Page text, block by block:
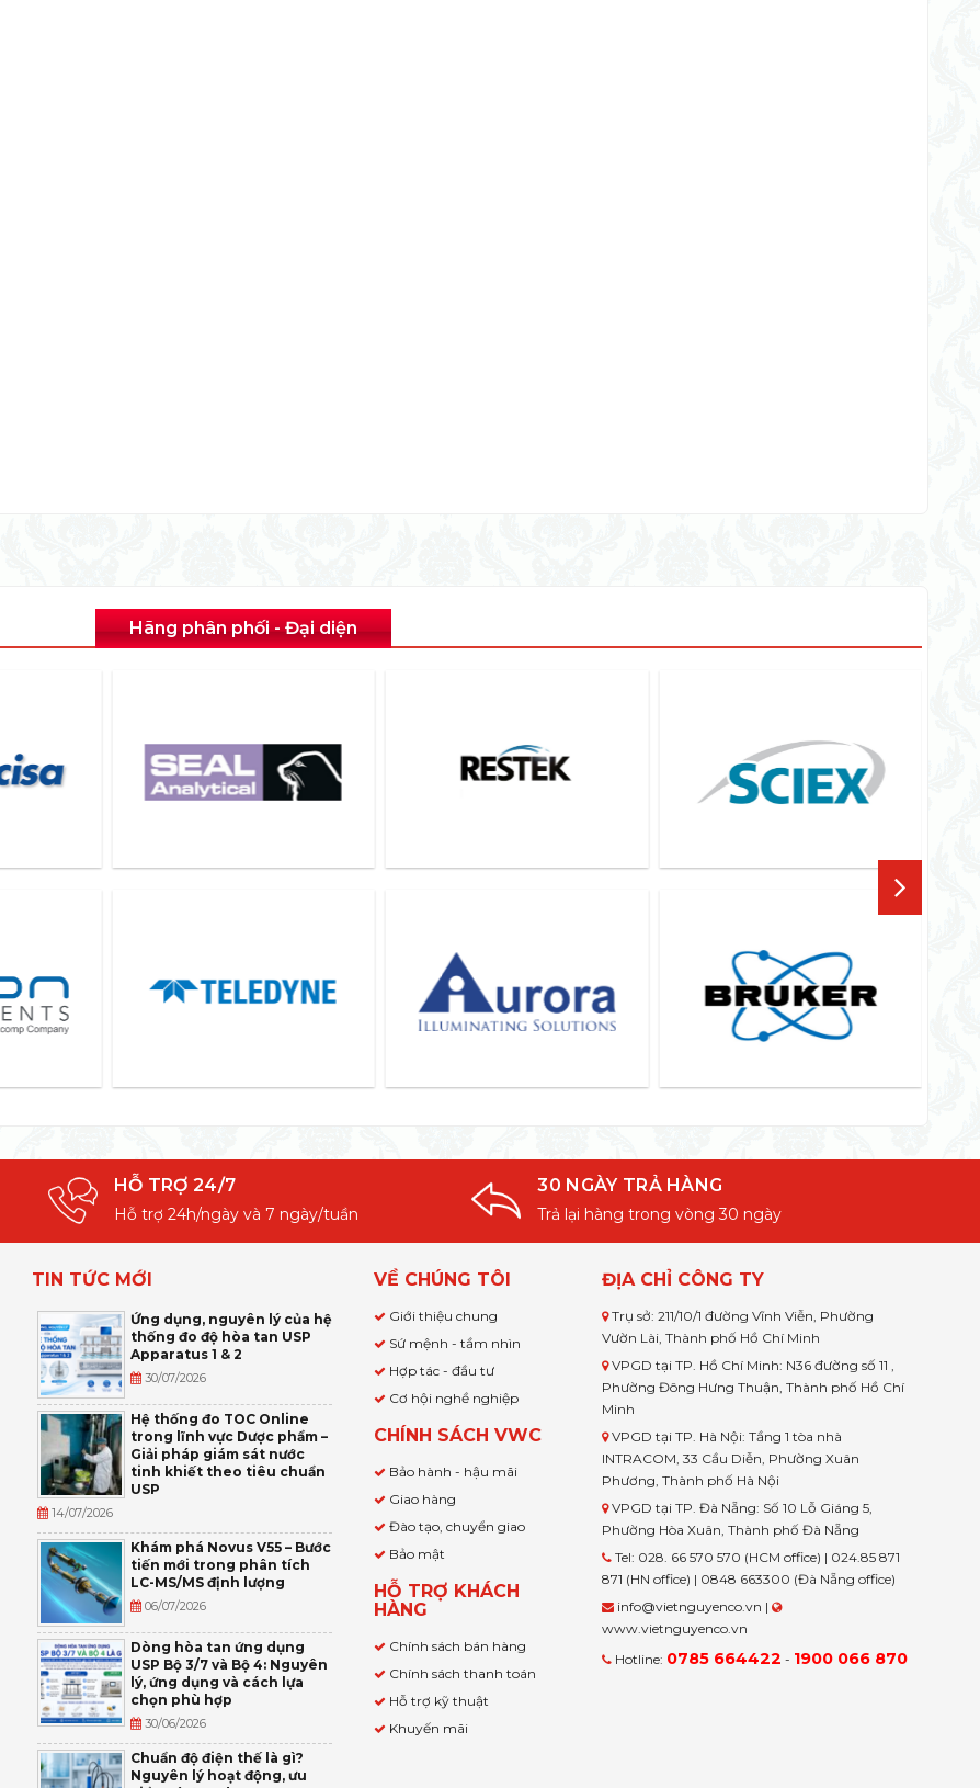
Hãng phân phối - Đại diện
HỖ TRỢ 24/7
Hỗ trợ 24h/ngày và 7 ngày/tuần
30 NGÀY TRẢ HÀNG
Trả lại hàng trong vòng 30 ngày
TIN TỨC MỚI
Ứng dụng, nguyên lý của hệ
thống đo độ hòa tan USP
Apparatus 1 & 2
30/07/2026
Hệ thống đo TOC Online
trong lĩnh vực Dược phẩm –
Giải pháp giám sát nước
tinh khiết theo tiêu chuẩn
USP
14/07/2026
Khám phá Novus V55 – Bước
tiến mới trong phân tích
LC-MS/MS định lượng
06/07/2026
Dòng hòa tan ứng dụng
USP Bộ 3/7 và Bộ 4: Nguyên
lý, ứng dụng và cách lựa
chọn phù hợp
30/06/2026
Chuẩn độ điện thế là gì?
Nguyên lý hoạt động, ưu
VỀ CHÚNG TÔI
Giới thiệu chung
Sứ mệnh - tầm nhìn
Hợp tác - đầu tư
Cơ hội nghề nghiệp
CHÍNH SÁCH VWC
Bảo hành - hậu mãi
Giao hàng
Đào tạo, chuyển giao
Bảo mật
HỖ TRỢ KHÁCH
HÀNG
Chính sách bán hàng
Chính sách thanh toán
Hỗ trợ kỹ thuật
Khuyến mãi
ĐỊA CHỈ CÔNG TY
Trụ sở: 211/10/1 đường Vĩnh Viễn, Phường
Vườn Lài, Thành phố Hồ Chí Minh
VPGD tại TP. Hồ Chí Minh: N36 đường số 11 ,
Phường Đông Hưng Thuận, Thành phố Hồ Chí
Minh
VPGD tại TP. Hà Nội: Tầng 1 tòa nhà
INTRACOM, 33 Cầu Diễn, Phường Xuân
Phương, Thành phố Hà Nội
VPGD tại TP. Đà Nẵng: Số 10 Lỗ Giáng 5,
Phường Hòa Xuân, Thành phố Đà Nẵng
Tel: 028. 66 570 570 (HCM office) | 024.85 871
871 (HN office) | 0848 663300 (Đà Nẵng office)
info@vietnguyenco.vn |
www.vietnguyenco.vn
Hotline: 0785 664422 - 1900 066 870